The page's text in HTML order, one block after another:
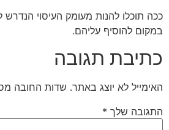
ככה תוכלו להנות מעומק העיסוי הנדרש
במקום להוסיף עליהם.
כתיבת תגובה
האימייל לא יוצג באתר. שדות החובה
התגובה שלך *